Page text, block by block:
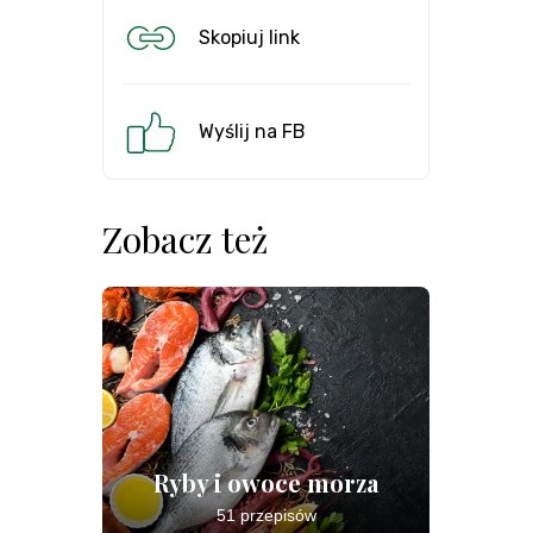
Skopiuj link
Wyślij na FB
Zobacz też
Ryby i owoce morza
51 przepisów